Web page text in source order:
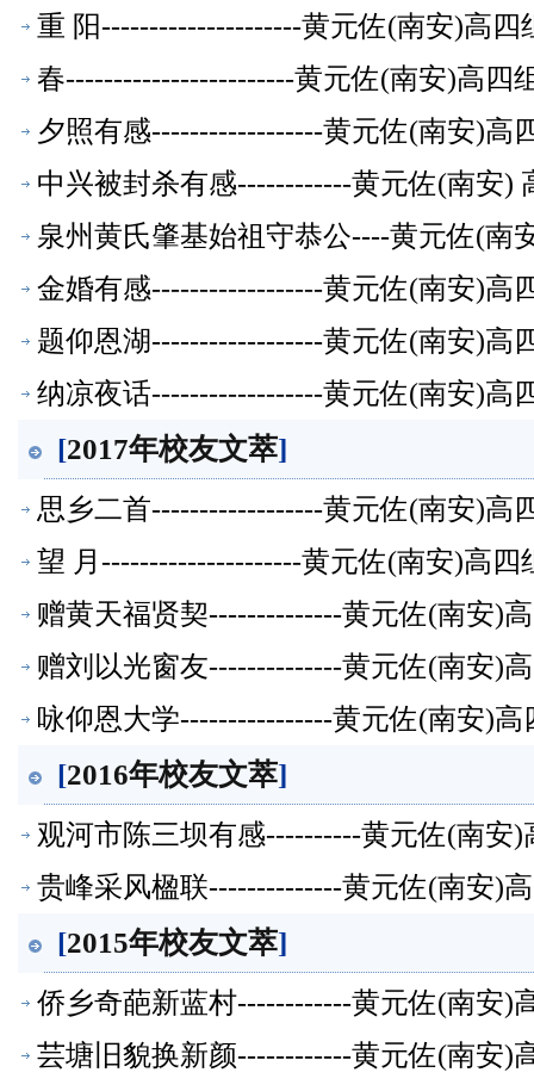
重 阳---------------------黄元佐(南安)高
春------------------------黄元佐(南安)高四
夕照有感------------------黄元佐(南安)高
中兴被封杀有感------------黄元佐(南安)
泉州黄氏肇基始祖守恭公----黄元佐(南
金婚有感------------------黄元佐(南安)高
题仰恩湖------------------黄元佐(南安)高
纳凉夜话------------------黄元佐(南安)高
[2017年校友文萃]
思乡二首------------------黄元佐(南安)高
望 月---------------------黄元佐(南安)高
赠黄天福贤契--------------黄元佐(南安)
赠刘以光窗友--------------黄元佐(南安)
咏仰恩大学----------------黄元佐(南安)
[2016年校友文萃]
观河市陈三坝有感----------黄元佐(南安
贵峰采风楹联--------------黄元佐(南安)
[2015年校友文萃]
侨乡奇葩新蓝村------------黄元佐(南安)
芸塘旧貌换新颜------------黄元佐(南安)